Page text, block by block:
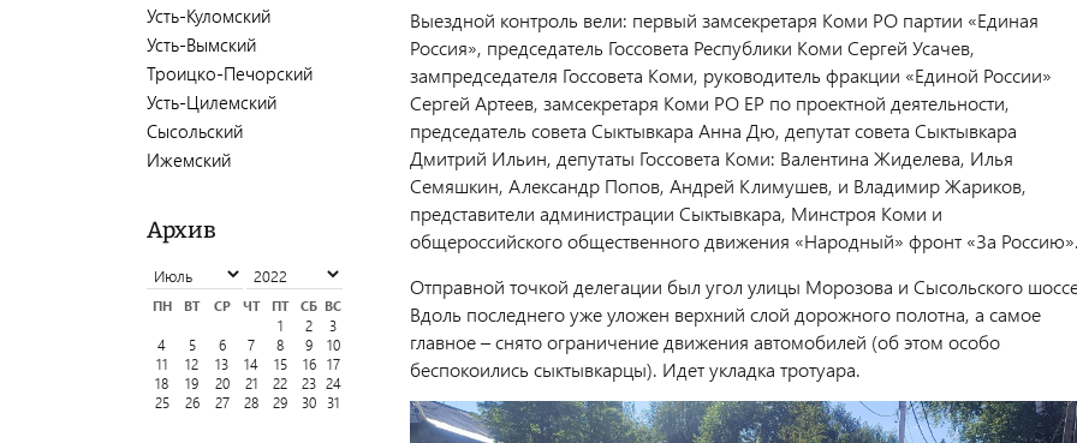
Усть-Куломский
Усть-Вымский
Троицко-Печорский
Усть-Цилемский
Сысольский
Ижемский
Архив
ПН ВТ СР ЧТ ПТ СБ ВС
1
2
3
4
5 6 7 8 9
10
11
12 13 14 15 16
17
18
19 20 21 22 23 24
25
26 27 28 29 30 31
Выездной контроль вели: первый замсекретаря Коми РО партии «Единая
Россия», председатель Госсовета Республики Коми Сергей Усачев,
зампредседателя Госсовета Коми, руководитель фракции «Единой России»
Сергей Артеев, замсекретаря Коми РО ЕР по проектной деятельности,
председатель совета Сыктывкара Анна Дю, депутат совета Сыктывкара
Дмитрий Ильин, депутаты Госсовета Коми: Валентина Жиделева, Илья
Семяшкин, Александр Попов, Андрей Климушев, и Владимир Жариков,
представители администрации Сыктывкара, Минстроя Коми и
общероссийского общественного движения «Народный» фронт «За
Отправной точкой делегации был угол улицы Морозова и Сысольского
Вдоль последнего уже уложен верхний слой дорожного полотна, а самое
главное – снято ограничение движения автомобилей (об этом особо
беспокоились сыктывкарцы). Идет укладка тротуара.